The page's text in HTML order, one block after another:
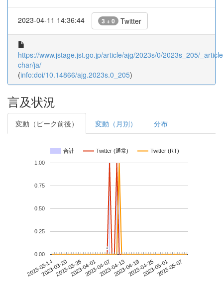
2023-04-11 14:36:44 3 + 0 Twitter
https://www.jstage.jst.go.jp/article/ajg/2023s/0/2023s_205/
char/ja/
(info:doi/10.14866/ajg.2023s.0_205)
言及状況
変動（ピーク前後） 変動（月別） 分布
合計 Twitter (通常) Twitter (RT)
2023-03-142023-03-202023-03-262023-04-012023-04-072023-04-132023-04-192023-04-252023-05-012023-05-07
0.00
0.25
0.50
0.75
1.00
**